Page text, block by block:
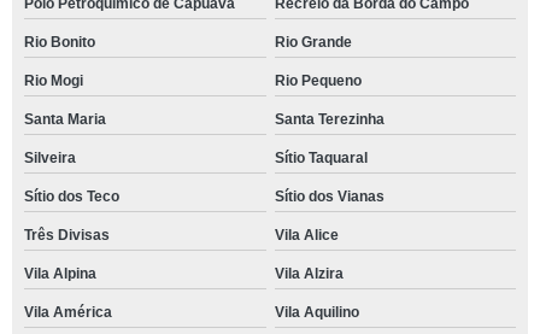
Polo Petroquímico de Capuava Recreio da Borda do Campo
Rio Bonito Rio Grande
Rio Mogi Rio Pequeno
Santa Maria Santa Terezinha
Silveira Sítio Taquaral
Sítio dos Teco Sítio dos Vianas
Três Divisas Vila Alice
Vila Alpina Vila Alzira
Vila América Vila Aquilino